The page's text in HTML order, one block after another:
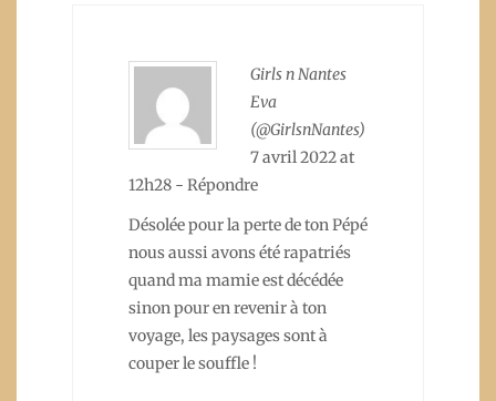
Girls n Nantes
Eva
(@GirlsnNantes)
7 avril 2022 at
12h28 - Répondre
Désolée pour la perte de ton Pépé
nous aussi avons été rapatriés
quand ma mamie est décédée
sinon pour en revenir à ton
voyage, les paysages sont à
couper le souffle !